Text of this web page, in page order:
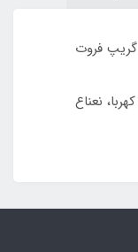
گریپ فروت
نعناع